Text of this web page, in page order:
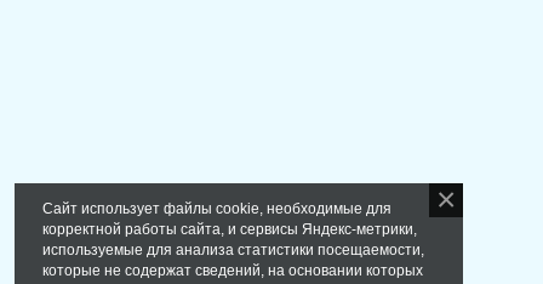
Сайт использует файлы cookie, необходимые для
корректной работы сайта, и сервисы Яндекс-метрики,
используемые для анализа статистики посещаемости,
которые не содержат сведений, на основании которых